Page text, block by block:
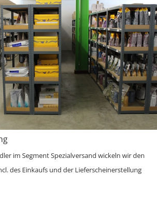
im Segment Spezialversand wickeln wir den
des Einkaufs und der Lieferscheinerstellung